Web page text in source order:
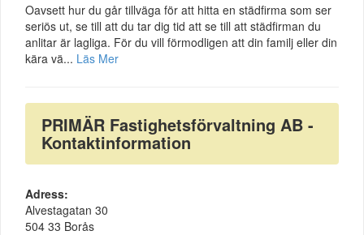
Oavsett hur du går tillväga för att hitta en städfirma som ser
seriös ut, se till att du tar dig tid att se till att städfirman du
anlitar är lagliga. För du vill förmodligen att din familj eller din
kära vä... Läs Mer
PRIMÄR Fastighetsförvaltning AB -
Kontaktinformation
Adress:
Alvestagatan 30
504 33 Borås